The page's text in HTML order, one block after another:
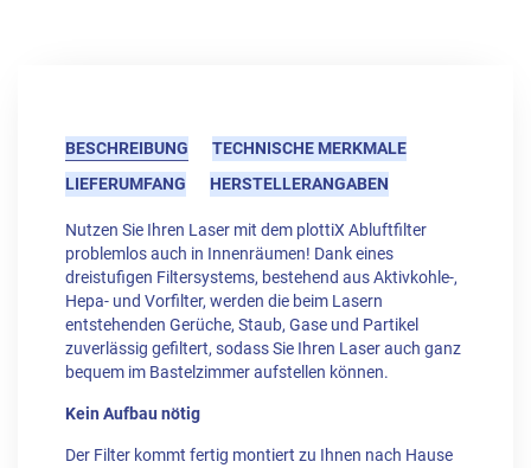
BESCHREIBUNG
TECHNISCHE MERKMALE
LIEFERUMFANG
HERSTELLERANGABEN
Nutzen Sie Ihren Laser mit dem plottiX Abluftfilter
problemlos auch in Innenräumen! Dank eines
dreistufigen Filtersystems, bestehend aus Aktivkohle-,
Hepa- und Vorfilter, werden die beim Lasern
entstehenden Gerüche, Staub, Gase und Partikel
zuverlässig gefiltert, sodass Sie Ihren Laser auch ganz
bequem im Bastelzimmer aufstellen können.
Kein Aufbau nötig
Der Filter kommt fertig montiert zu Ihnen nach Hause